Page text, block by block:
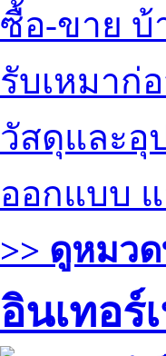
ซื้อ-ขาย
รับเหมาก่
วัสดุและอุ
ออกแบบ
>> ดูหมว
อินเทอร์